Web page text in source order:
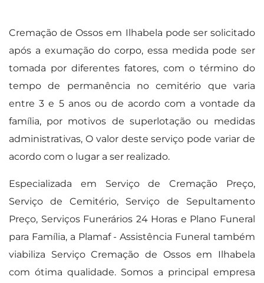
Cremação de Ossos em Ilhabela pode ser solicitado
após a exumação do corpo, essa medida pode ser
tomada por diferentes fatores, com o término do
tempo de permanência no cemitério que varia
entre 3 e 5 anos ou de acordo com a vontade da
família, por motivos de superlotação ou medidas
administrativas, O valor deste serviço pode variar de
acordo com o lugar a ser realizado.
Especializada em Serviço de Cremação Preço,
Serviço de Cemitério, Serviço de Sepultamento
Preço, Serviços Funerários 24 Horas e Plano Funeral
para Família, a Plamaf - Assistência Funeral também
viabiliza Serviço Cremação de Ossos em Ilhabela
com ótima qualidade. Somos a principal empresa